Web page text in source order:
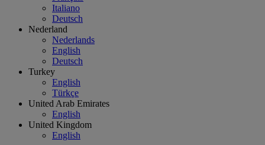
Italiano
Deutsch
Nederland
Nederlands
English
Deutsch
Turkey
English
Türkçe
United Arab Emirates
English
United Kingdom
English